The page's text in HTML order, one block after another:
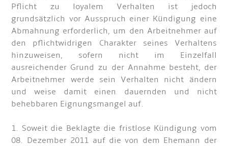
Pflicht zu loyalem Verhalten ist jedoch
grundsätzlich vor Ausspruch einer Kündigung eine
Abmahnung erforderlich, um den Arbeitnehmer auf
den pflichtwidrigen Charakter seines Verhaltens
hinzuweisen, sofern nicht im Einzelfall
ausreichender Grund zu der Annahme besteht, der
Arbeitnehmer werde sein Verhalten nicht ändern
und weise damit einen dauernden und nicht
behebbaren Eignungsmangel auf.
1. Soweit die Beklagte die fristlose Kündigung vom
08. Dezember 2011 auf die von dem Ehemann der